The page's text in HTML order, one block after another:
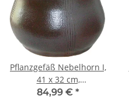
Pflanzgefäß Nebelhorn I,
41 x 32 cm,
dunkelbraun-matt
84,99 € *